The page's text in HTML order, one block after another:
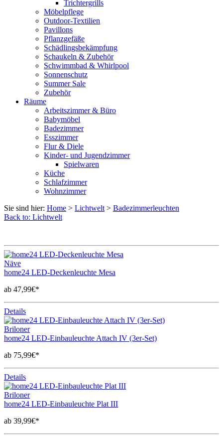
Trichtergrills
Möbelpflege
Outdoor-Textilien
Pavillons
Pflanzgefäße
Schädlingsbekämpfung
Schaukeln & Zubehör
Schwimmbad & Whirlpool
Sonnenschutz
Summer Sale
Zubehör
Räume
Arbeitszimmer & Büro
Babymöbel
Badezimmer
Esszimmer
Flur & Diele
Kinder- und Jugendzimmer
Spielwaren
Küche
Schlafzimmer
Wohnzimmer
Sie sind hier: Home > Lichtwelt > Badezimmerleuchten
Back to: Lichtwelt
Näve
home24 LED-Deckenleuchte Mesa
ab 47,99€*
Details
Briloner
home24 LED-Einbauleuchte Attach IV (3er-Set)
ab 75,99€*
Details
Briloner
home24 LED-Einbauleuchte Plat III
ab 39,99€*